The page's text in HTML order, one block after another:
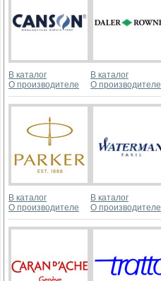
В каталог
О производителе
В каталог
О производителе
В каталог
О производителе
В каталог
О производителе